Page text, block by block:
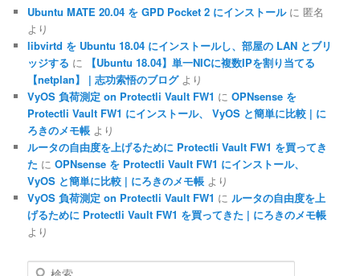
Ubuntu MATE 20.04 を GPD Pocket 2 にインストールに匿名
より
libvirtd を Ubuntu 18.04 にインストールし、部屋の LAN とブリ
ッジする に
【Ubuntu 18.04】単一NICに複数IPを割り当てる
【netplan】 | 志功索悟のブログより
VyOS 負荷測定 on Protectli Vault FW1 にOPNsense を
Protectli Vault FW1 にインストール、 VyOS と簡単に比較 | に
ろきのメモ帳 より
ルータの自由度を上げるために Protectli Vault FW1 を買ってき
た にOPNsense を Protectli Vault FW1 にインストール、
VyOS と簡単に比較 | にろきのメモ帳 より
VyOS 負荷測定 on Protectli Vault FW1 にルータの自由度を上
げるために Protectli Vault FW1 を買ってきた | にろきのメモ帳
より
検